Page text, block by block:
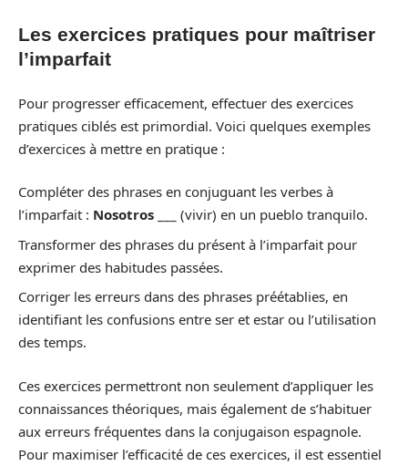
Les exercices pratiques pour maîtriser
l’imparfait
Pour progresser efficacement, effectuer des exercices
pratiques ciblés est primordial. Voici quelques exemples
d’exercices à mettre en pratique :
Compléter des phrases en conjuguant les verbes à
l’imparfait : Nosotros ___ (vivir) en un pueblo tranquilo.
Transformer des phrases du présent à l’imparfait pour
exprimer des habitudes passées.
Corriger les erreurs dans des phrases préétablies, en
identifiant les confusions entre ser et estar ou l’utilisation
des temps.
Ces exercices permettront non seulement d’appliquer les
connaissances théoriques, mais également de s’habituer
aux erreurs fréquentes dans la conjugaison espagnole.
Pour maximiser l’efficacité de ces exercices, il est essentiel